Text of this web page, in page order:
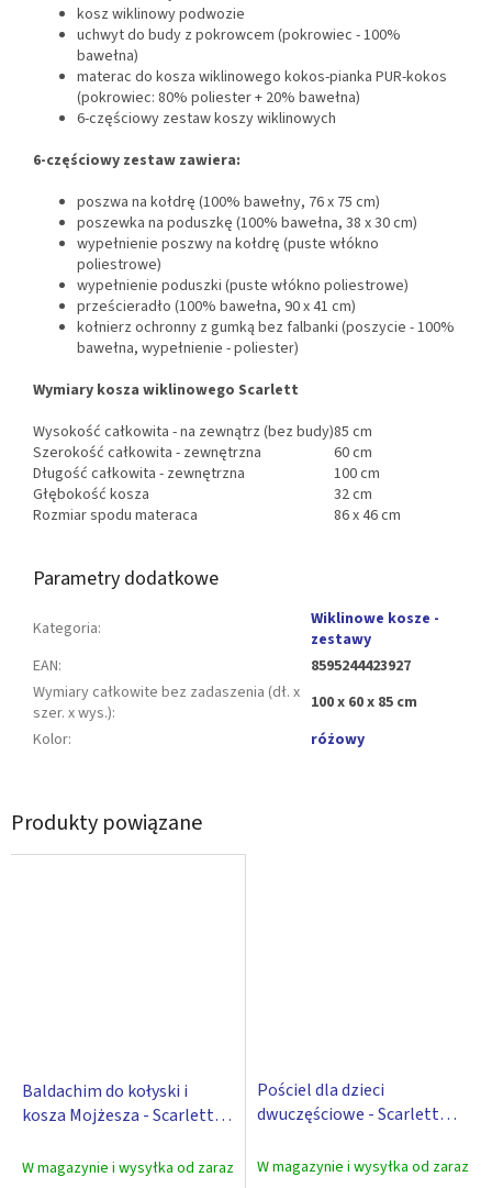
Produkty powiązane
Baldachim do kołyski i
kosza Mojżesza - Scarlett
W magazynie i wysyłka od zaraz
Pościel dla dzieci
dwuczęściowe - Scarlett
W magazynie i wysyłka od zaraz
kosz wiklinowy podwozie
uchwyt do budy z pokrowcem (pokrowiec - 100%
bawełna)
materac do kosza wiklinowego kokos-pianka PUR-kokos
(pokrowiec: 80% poliester + 20% bawełna)
6-częściowy zestaw koszy wiklinowych
6-częściowy zestaw zawiera:
poszwa na kołdrę (100% bawełny, 76 x 75 cm)
poszewka na poduszkę (100% bawełna, 38 x 30 cm)
wypełnienie poszwy na kołdrę (puste włókno
poliestrowe)
wypełnienie poduszki (puste włókno poliestrowe)
prześcieradło (100% bawełna, 90 x 41 cm)
kołnierz ochronny z gumką bez falbanki (poszycie - 100%
bawełna, wypełnienie - poliester)
Wymiary kosza wiklinowego Scarlett
Wysokość całkowita - na zewnątrz (bez budy)85 cm
Szerokość całkowita - zewnętrzna
60 cm
Długość całkowita - zewnętrzna
100 cm
Głębokość kosza
32 cm
Rozmiar spodu materaca
86 x 46 cm
Parametry dodatkowe
Kategoria:
Wiklinowe kosze -
zestawy
EAN:
8595244423927
Wymiary całkowite bez zadaszenia (dł. x
szer. x wys.):
100 x 60 x 85 cm
Kolor: różowy